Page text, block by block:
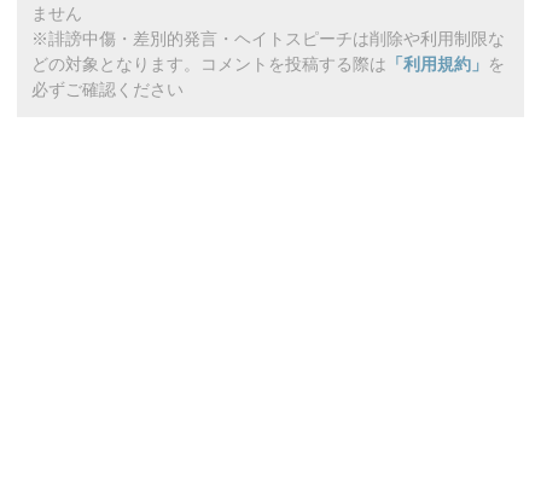
ません
※誹謗中傷・差別的発言・ヘイトスピーチは削除や利用制限な
どの対象となります。コメントを投稿する際は 「利用規約」 を
必ずご確認ください